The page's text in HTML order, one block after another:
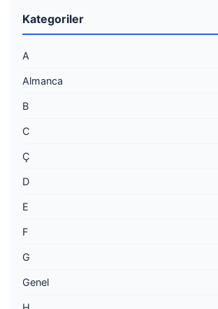
Kategoriler
A
Almanca
B
C
Ç
D
E
F
G
Genel